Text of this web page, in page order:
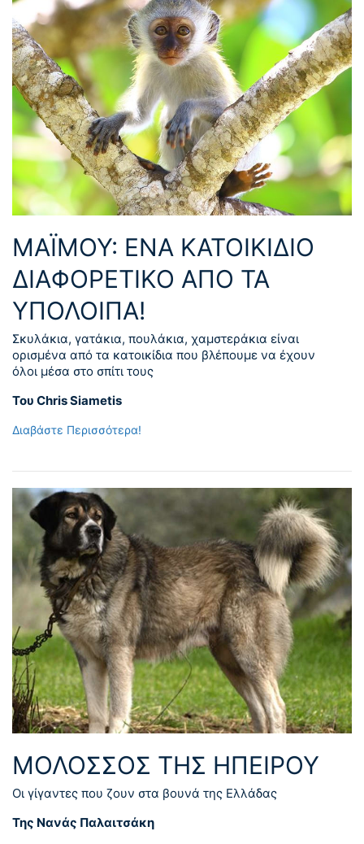
ΜΑΪΜΟΎ: ΈΝΑ ΚΑΤΟΙΚΊΔΙΟ
ΔΙΑΦΟΡΕΤΙΚΌ ΑΠΌ ΤΑ
ΥΠΌΛΟΙΠΑ!
Σκυλάκια, γατάκια, πουλάκια, χαμστεράκια είναι
ορισμένα από τα κατοικίδια που βλέπουμε να έχουν
όλοι μέσα στο σπίτι τους
Του Chris Siametis
Διαβάστε Περισσότερα!
ΜΟΛΟΣΣΟΣ ΤΗΣ ΗΠΕΙΡΟΥ
Οι γίγαντες που ζουν στα βουνά της Ελλάδας
Της Νανάς Παλαιτσάκη